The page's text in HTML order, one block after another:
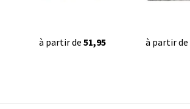
à partir de 51,95 à partir de